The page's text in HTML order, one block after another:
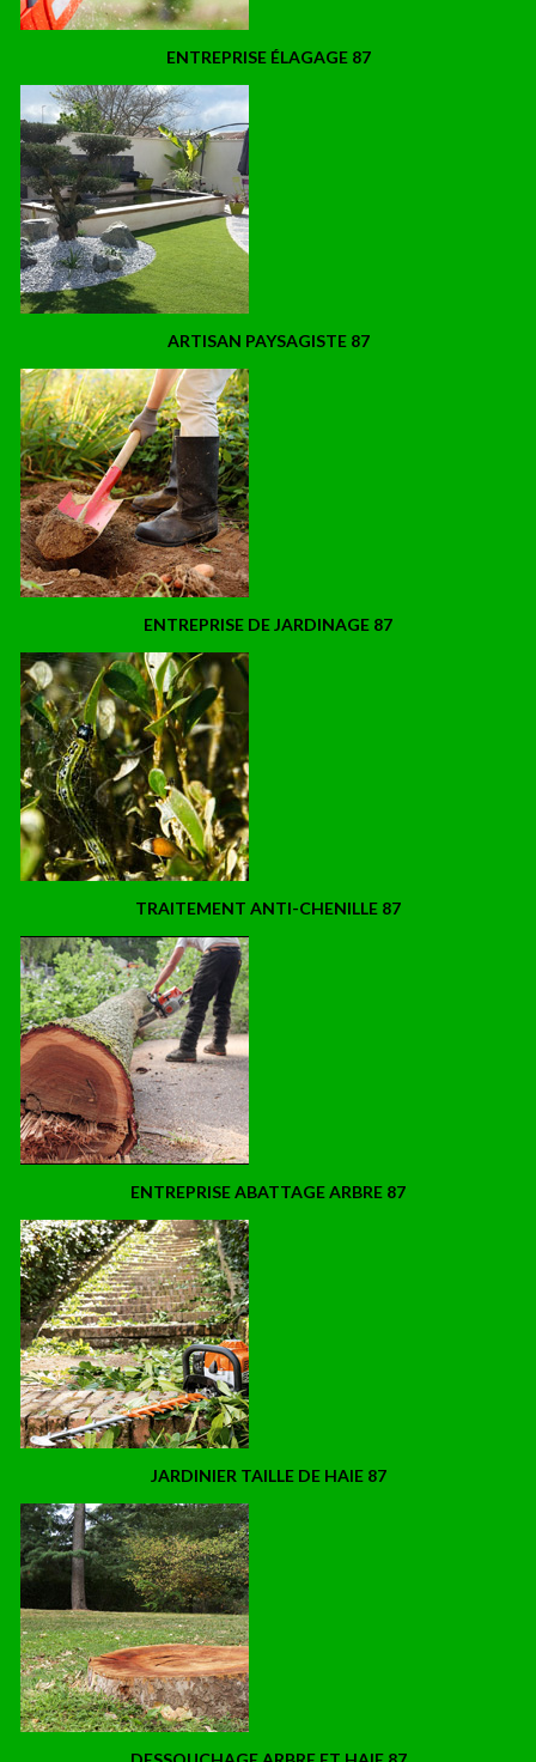
ENTREPRISE ÉLAGAGE 87
ARTISAN PAYSAGISTE 87
ENTREPRISE DE JARDINAGE 87
TRAITEMENT ANTI-CHENILLE 87
ENTREPRISE ABATTAGE ARBRE 87
JARDINIER TAILLE DE HAIE 87